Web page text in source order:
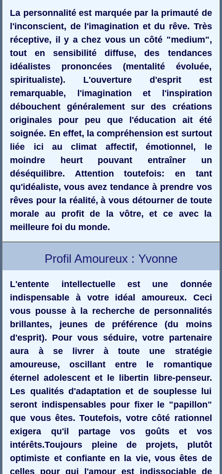
La personnalité est marquée par la primauté de
l'inconscient, de l'imagination et du rêve. Très
réceptive, il y a chez vous un côté "medium",
tout en sensibilité diffuse, des tendances
idéalistes prononcées (mentalité évoluée,
spiritualiste). L'ouverture d'esprit est
remarquable, l'imagination et l'inspiration
débouchent généralement sur des créations
originales pour peu que l'éducation ait été
soignée. En effet, la compréhension est surtout
liée ici au climat affectif, émotionnel, le
moindre heurt pouvant entraîner un
déséquilibre. Attention toutefois: en tant
qu'idéaliste, vous avez tendance à prendre vos
rêves pour la réalité, à vous détourner de toute
morale au profit de la vôtre, et ce avec la
meilleure foi du monde.
Profil Amoureux : Yvonne
L'entente intellectuelle est une donnée
indispensable à votre idéal amoureux. Ceci
vous pousse à la recherche de personnalités
brillantes, jeunes de préférence (du moins
d'esprit). Pour vous séduire, votre partenaire
aura à se livrer à toute une stratégie
amoureuse, oscillant entre le romantique
éternel adolescent et le libertin libre-penseur.
Les qualités d'adaptation et de souplesse lui
seront indispensables pour fixer le "papillon"
que vous êtes. Toutefois, votre côté rationnel
exigera qu'il partage vos goûts et vos
intérêts.Toujours pleine de projets, plutôt
optimiste et confiante en la vie, vous êtes de
celles pour qui l'amour est indissociable de